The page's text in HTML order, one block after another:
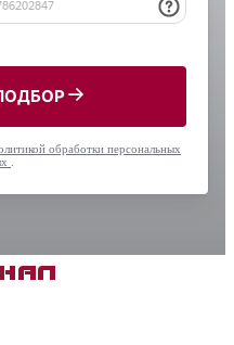
обработки персональных